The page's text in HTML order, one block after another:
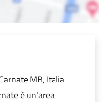
MB, Italia
è un'area